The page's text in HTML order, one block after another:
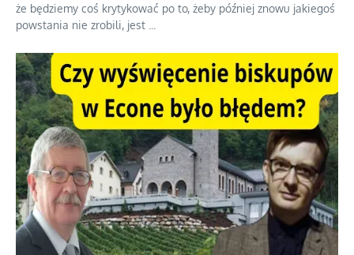
że będziemy coś krytykować po to, żeby później znowu jakiegoś
powstania nie zrobili, jest